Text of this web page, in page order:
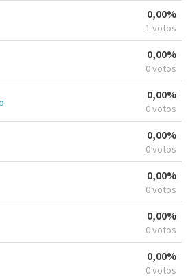
0,00%
1 votos
0,00%
0 votos
0,00%
0 votos
0,00%
0 votos
0,00%
0 votos
0,00%
0 votos
0,00%
0 votos